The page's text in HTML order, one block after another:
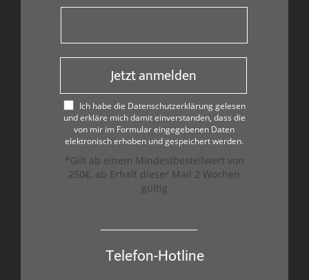
Jetzt anmelden
Ich habe die Datenschutzerklärung gelesen
und erkläre mich damit einverstanden, dass die
von mir im Formular eingegebenen Daten
elektronisch erhoben und gespeichert werden.
*Gilt ab einem Mindestbestellwert von
250€, ab Erhalt dieser Mail 2 Wochen
gültig
Telefon-Hotline